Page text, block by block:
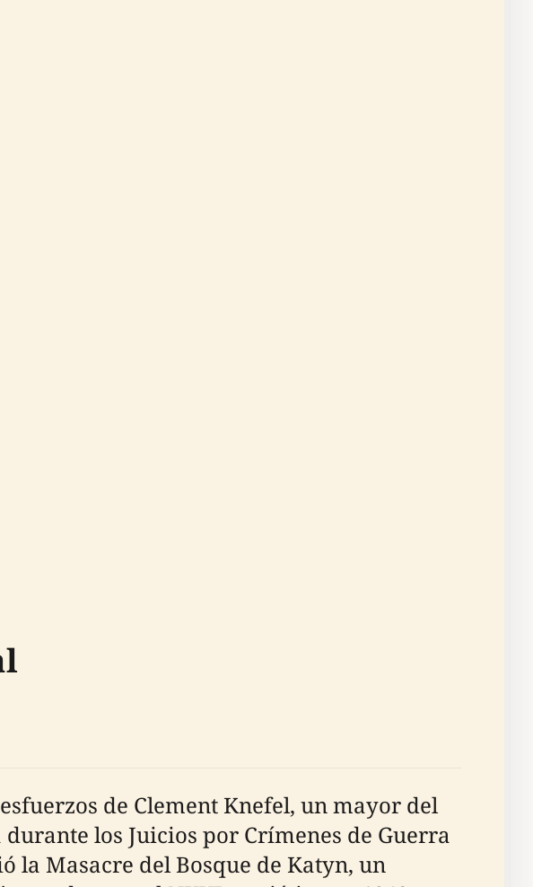
de Clement Knefel, un mayor del
los Juicios por Crímenes de Guerra
la Masacre del Bosque de Katyn, un